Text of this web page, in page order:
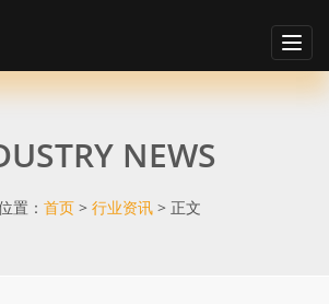
NEWS
置： 首页 > 行业资讯 > 正文